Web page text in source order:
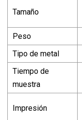
Tamaño
Peso
Tipo de metal
Tiempo de
muestra
Impresión